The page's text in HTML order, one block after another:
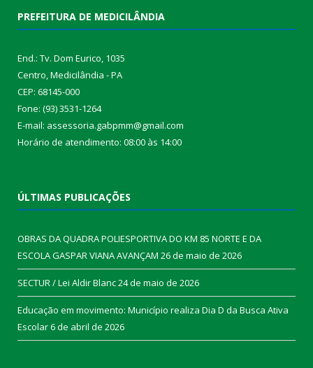
PREFEITURA DE MEDICILÂNDIA
End.: Tv. Dom Eurico, 1035
Centro, Medicilândia - PA
CEP: 68145-000
Fone: (93) 3531-1264
E-mail: assessoria.gabpmm@gmail.com
Horário de atendimento: 08:00 às 14:00
ÚLTIMAS PUBLICAÇÕES
OBRAS DA QUADRA POLIESPORTIVA DO KM 85 NORTE E DA
ESCOLA GASPAR VIANA AVANÇAM 26 de maio de 2026
SECTUR / Lei Aldir Blanc24 de maio de 2026
Educação em movimento: Município realiza Dia D da Busca Ativa
Escolar6 de abril de 2026